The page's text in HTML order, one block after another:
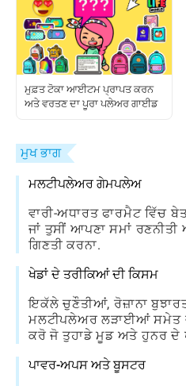
ਮੁਫ਼ਤ ਟੋਕਾ ਆਈਟਮ ਪ੍ਰਾਪਤ ਕਰਨ
ਅਤੇ ਵਰਤਣ ਦਾ ਪੂਰਾ ਪਲੇਅਰ ਗਾਈਡ
ਮੁਖ ਭਾਗ
ਮਲਟੀਪਲੇਅਰ ਗੇਮਪਲੇਅ
ਵਾਰੀ-ਅਧਾਰਤ ਫਾਰਮੈਟ ਵਿੱਚ
ਜਾਂ ਤੁਸੀਂ ਆਪਣਾ ਸਮਾਂ
ਗਿਣਤੀ ਕਰਨਾ.
ਖੇਡਾਂ ਦੇ ਤਰੀਕਿਆਂ ਦੀ ਕਿਸਮ
ਇਕੱਲੇ ਚੁਣੌਤੀਆਂ, ਰੋਜ਼ਾਨਾ
ਮਲਟੀਪਲੇਅਰ ਲੜਾਈਆਂ ਸਮੇਤ
ਕਰੋ ਜੋ ਤੁਹਾਡੇ ਮੂਡ ਅਤੇ ਹੁਨਰ ਦੇ
ਪਾਵਰ-ਅਪਸ ਅਤੇ ਬੂਸਟਰ